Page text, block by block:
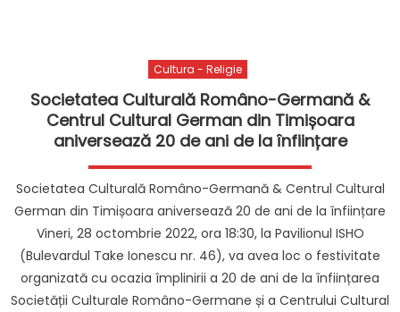
Cultura - Religie
Societatea Culturală Româno-Germană &
Centrul Cultural German din Timișoara
aniversează 20 de ani de la înființare
Societatea Culturală Româno-Germană & Centrul Cultural
German din Timișoara aniversează 20 de ani de la înființare
Vineri, 28 octombrie 2022, ora 18:30, la Pavilionul ISHO
(Bulevardul Take Ionescu nr. 46), va avea loc o festivitate
organizată cu ocazia împlinirii a 20 de ani de la înființarea
Societății Culturale Româno-Germane și a Centrului Cultural